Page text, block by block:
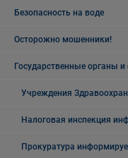
Безопасность на воде
Осторожно мошенники!
Государственные органы
Учреждения
Налоговая инспекция
Прокуратура